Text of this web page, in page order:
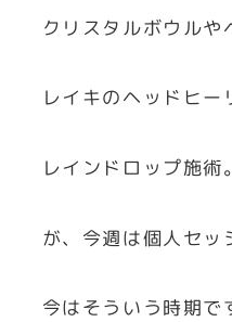
クリスタルボウルや
レイキのヘッドヒー
レインドロップ施術。
が、今週は個人セッ
今はそういう時期で